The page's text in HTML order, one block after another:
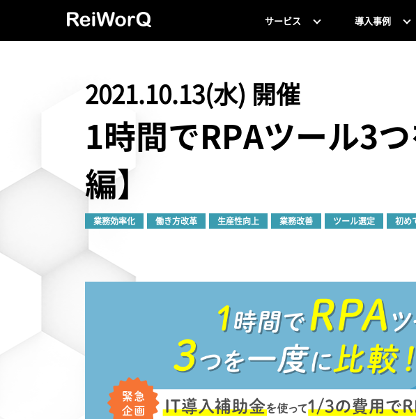
サービス 導入事例
2021.10.13(水) 開催
1時間でRPAツール3
編】
業務効率化 働き方改革 生産性向上 業務改善 ツール選定 初め